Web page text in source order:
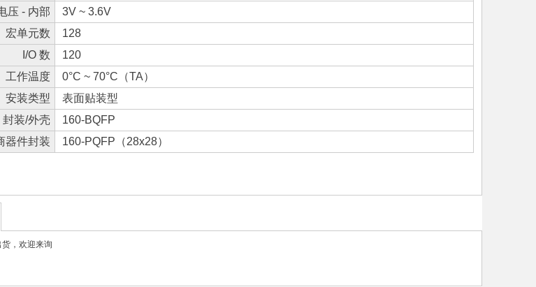
压 - 内部
3V ~ 3.6V
宏单元数
128
I/O 数
120
工作温度
0°C ~ 70°C（TA）
安装类型
表面贴装型
封装/外壳
160-BQFP
器件封装
160-PQFP（28x28）
，欢迎来询